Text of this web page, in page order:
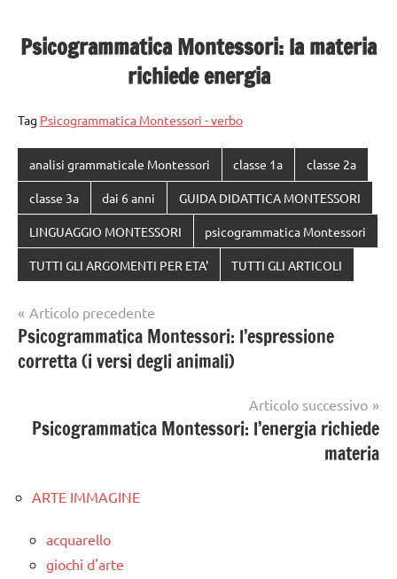
Psicogrammatica Montessori: la materia
richiede energia
Tag Psicogrammatica Montessori - verbo
analisi grammaticale Montessori classe 1a classe 2a
classe 3a dai 6 anni GUIDA DIDATTICA MONTESSORI
LINGUAGGIO MONTESSORI psicogrammatica Montessori
TUTTI GLI ARGOMENTI PER ETA' TUTTI GLI ARTICOLI
Navigazione
articoli
Articolo precedente
Psicogrammatica Montessori: l’espressione
corretta (i versi degli animali)
Articolo successivo
Psicogrammatica Montessori: l’energia richiede
materia
ARTE IMMAGINE
acquarello
giochi d'arte